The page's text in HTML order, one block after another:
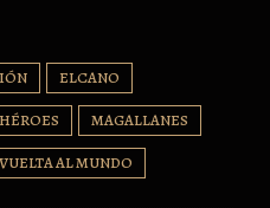
ELCANO
HÉROES MAGALLANES
VUELTA AL MUNDO